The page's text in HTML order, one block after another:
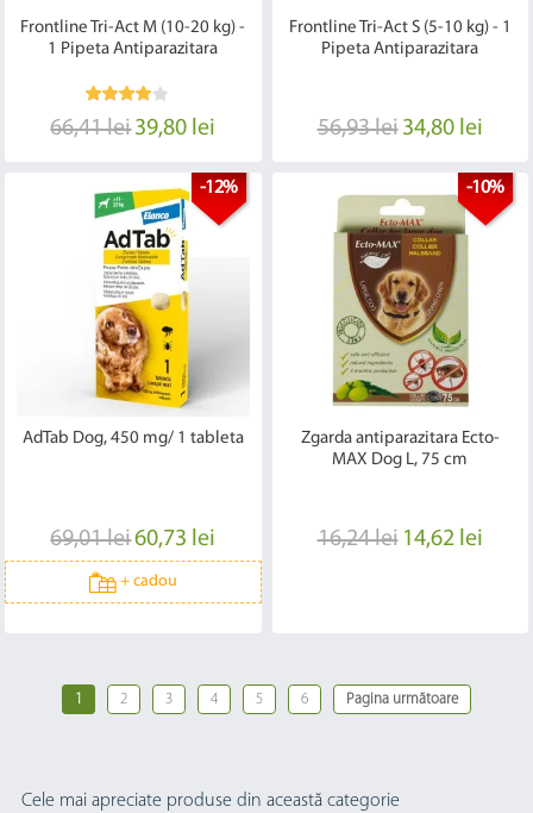
Frontline Tri-Act M (10-20 kg) -
1 Pipeta Antiparazitara
66,41 lei39,80 lei
Frontline Tri-Act S (5-10 kg) - 1
Pipeta Antiparazitara
56,93 lei 34,80 lei
-12%
AdTab Dog, 450 mg/ 1 tableta
69,01 lei60,73 lei
+cadou
-10%
Zgarda antiparazitara Ecto-
MAX Dog L, 75 cm
16,24 lei 14,62 lei
1 2 3 4 5 6 Pagina următoare
Cele mai apreciate produse din această categorie